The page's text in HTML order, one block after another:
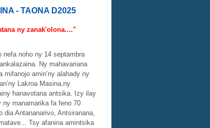
- TAONA D2025
ny zanak'olona...."
nefa noho ny 14 septambra
Ny mahavariana
mifanojo amin’ny alahady ny
Lakroa Masina,ny
hanavotana antsika. Izy ilay
ny manamarika fa feno 70
dia Antananarivo, Antsiranana,
Tsy afanina amintsika